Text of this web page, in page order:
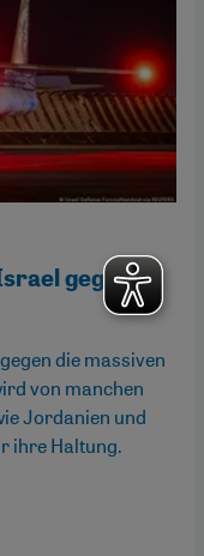
gegen
die massiven
von manchen
Jordanien und
ihre Haltung.